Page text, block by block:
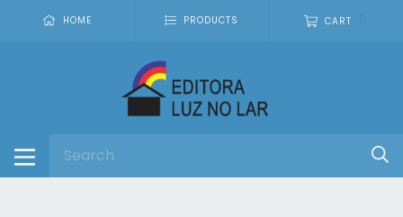
HOME PRODUCTS CART